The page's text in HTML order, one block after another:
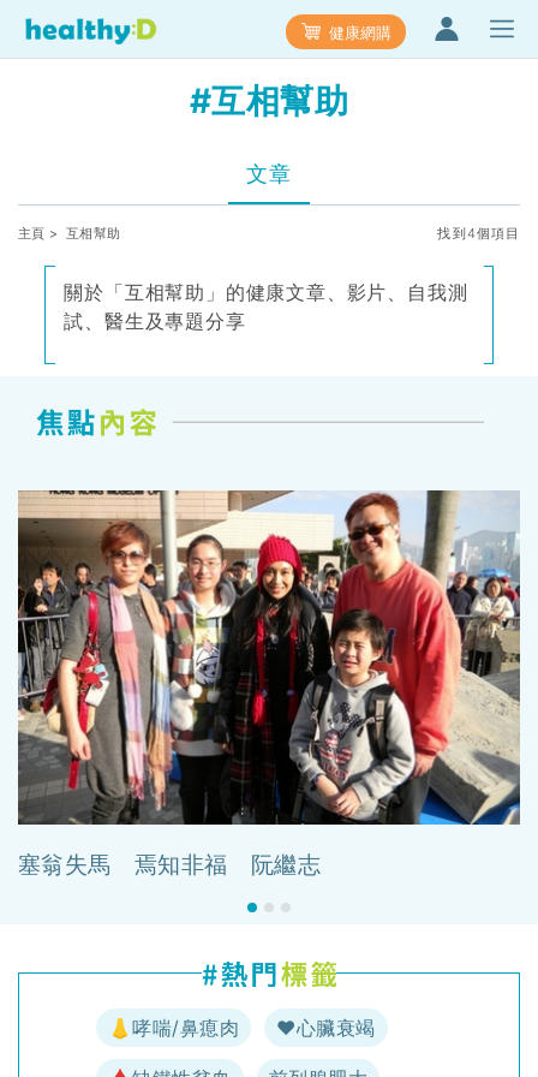
健康網購
#互相幫助
文章
主頁 > 互相幫助 找到4個項目
關於「互相幫助」的健康文章、影片、自我測
試、醫生及專題分享
塞翁失馬 焉知非福 阮繼志
👃哮喘/鼻瘜肉 ♥️心臟衰竭